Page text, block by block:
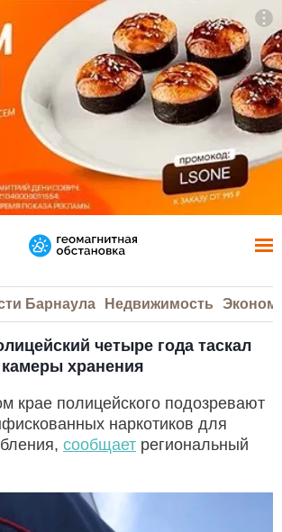
Барнаула Недвижимость
четыре года таскал
камеры хранения
крае полицейского подозревают
наркотиков для
сообщает региональный